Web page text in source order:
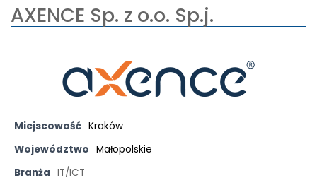
AXENCE Sp. z o.o. Sp.j.
Miejscowość Kraków
Województwo Małopolskie
Branża IT/ICT